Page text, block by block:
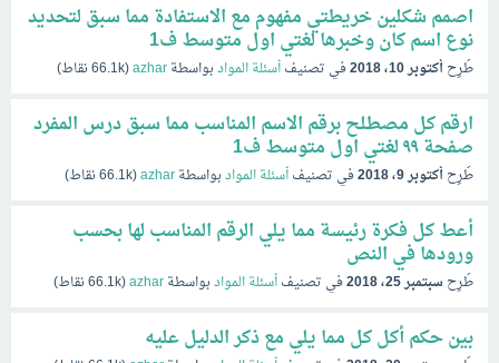
اصمم شكلين خريطتي مفهوم مع الاستفادة مما سبق لتحديد
نوع اسم كان وخبرها لغتي اول متوسط ف1
طُرِحأكتوبر 10، 2018 في تصنيفأسئلة الموادبواسطةazhar
(
66.1kنقاط)
ارقم كل مصطلح برقم الاسم المناسب مما سبق درس المفرد
صفحة ۹۹ لغتي اول متوسط ف1
طُرِحأكتوبر 9، 2018 في تصنيفأسئلة الموادبواسطةazhar
(
66.1kنقاط)
أعط كل فكرة رئيسة مما يلي الرقم المناسب لها بحسب
ورودها في النص
طُرِح سبتمبر 25، 2018 في تصنيفأسئلة الموادبواسطةazhar
(
66.1kنقاط)
بين حكم أكل كل مما يلي مع ذكر الدليل عليه